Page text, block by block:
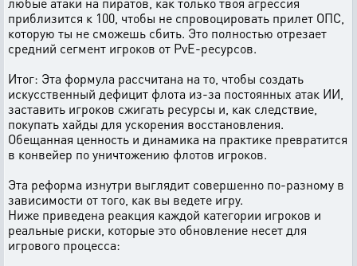
приблизится к 100, чтобы не спровоцировать прилет ОПС,
которую ты не сможешь сбить. Это полностью отрезает
средний сегмент игроков от PvE-ресурсов.
Итог: Эта формула рассчитана на то, чтобы создать
искусственный дефицит флота из-за постоянных атак ИИ,
заставить игроков сжигать ресурсы и, как следствие,
покупать хайды для ускорения восстановления.
Обещанная ценность и динамика на практике превратится
в конвейер по уничтожению флотов игроков.
Эта реформа изнутри выглядит совершенно по-разному в
зависимости от того, как вы ведете игру.
Ниже приведена реакция каждой категории игроков и
реальные риски, которые это обновление несет для
игрового процесса: